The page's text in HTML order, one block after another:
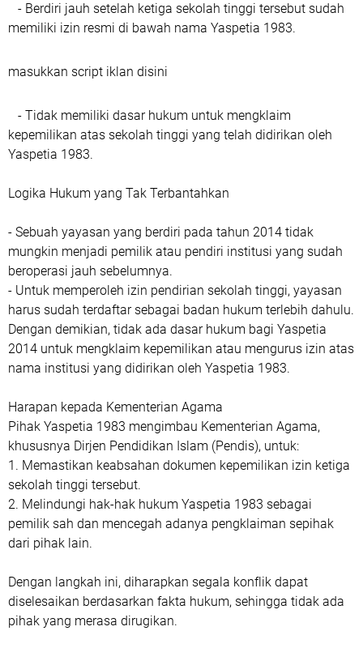
- Berdiri jauh setelah ketiga sekolah tinggi tersebut sudah
memiliki izin resmi di bawah nama Yaspetia 1983.
masukkan script iklan disini
- Tidak memiliki dasar hukum untuk mengklaim
kepemilikan atas sekolah tinggi yang telah didirikan oleh
Yaspetia 1983.
Logika Hukum yang Tak Terbantahkan
- Sebuah yayasan yang berdiri pada tahun 2014 tidak
mungkin menjadi pemilik atau pendiri institusi yang sudah
beroperasi jauh sebelumnya.
- Untuk memperoleh izin pendirian sekolah tinggi, yayasan
harus sudah terdaftar sebagai badan hukum terlebih dahulu.
Dengan demikian, tidak ada dasar hukum bagi Yaspetia
2014 untuk mengklaim kepemilikan atau mengurus izin atas
nama institusi yang didirikan oleh Yaspetia 1983.
Harapan kepada Kementerian Agama
Pihak Yaspetia 1983 mengimbau Kementerian Agama,
khususnya Dirjen Pendidikan Islam (Pendis), untuk:
1. Memastikan keabsahan dokumen kepemilikan izin ketiga
sekolah tinggi tersebut.
2. Melindungi hak-hak hukum Yaspetia 1983 sebagai
pemilik sah dan mencegah adanya pengklaiman sepihak
dari pihak lain.
Dengan langkah ini, diharapkan segala konflik dapat
diselesaikan berdasarkan fakta hukum, sehingga tidak ada
pihak yang merasa dirugikan.